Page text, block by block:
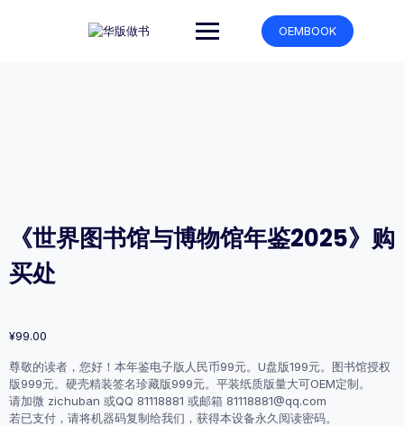
OEMBOOK
《世界图书馆与博物馆年鉴2025》购
买处
¥99.00
尊敬的读者，您好！本年鉴电子版人民币99元。U盘版199元。图书馆授权
版999元。硬壳精装签名珍藏版999元。平装纸质版量大可OEM定制。
请加微 zichuban 或QQ 81118881 或邮箱 81118881@qq.com
若已支付，请将机器码复制给我们，获得本设备永久阅读密码。